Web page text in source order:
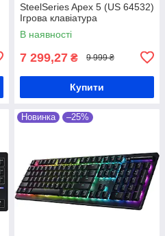
SteelSeries Apex 5 (US 64532)
Ігрова клавіатура
В наявності
7 299,27 ₴ 9 999 ₴
Купити
Новинка –25%